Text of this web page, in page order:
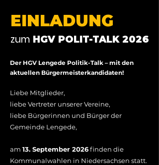
EINLADUNG
zum HGV POLIT-TALK 2026
Der HGV Lengede Politik-Talk – mit den
aktuellen Bürgermeisterkandidaten!
Liebe Mitglieder,
liebe Vertreter unserer Vereine,
liebe Bürgerinnen und Bürger der
Gemeinde Lengede,
am 13. September 2026finden die
Kommunalwahlen in Niedersachsen statt.